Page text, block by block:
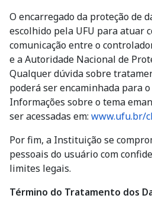
O encarregado da proteção de
escolhido pela UFU para atuar
comunicação entre o
e a Autoridade Nacional de
Qualquer dúvida sobre
poderá ser encaminhada para
Informações sobre o tema
ser acessadas em: www.ufu.br/
Por fim, a Instituição se
pessoais do usuário com
limites legais.
Término do Tratamento dos